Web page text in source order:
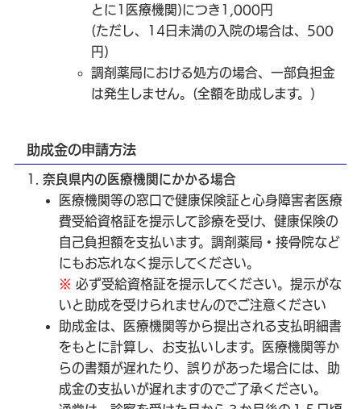
とに1医療機関)につき1,000円
(ただし、14日未満の入院の場合は、500
円)
調剤薬局における処方の場合、一部負担金
は発生しません。(全額を助成します。)
助成金の申請方法
1. 奈良県内の医療機関にかかる場合
医療機関等の窓口で健康保険証と心身障害者医療
費受給資格証を提示して診療を受け、健康保険の
自己負担額を支払います。調剤薬局・接骨院など
にもお忘れなく提示してください。
※ 必ず受給資格証を提示してください。提示がな
いと助成を受けられませんのでご注意ください
助成金は、医療機関等から提出される支払明細書
をもとに計算し、お支払いします。医療機関等か
らの書類が遅れたり、誤りがあった場合には、助
成金の支払いが遅れますのでご了承ください。